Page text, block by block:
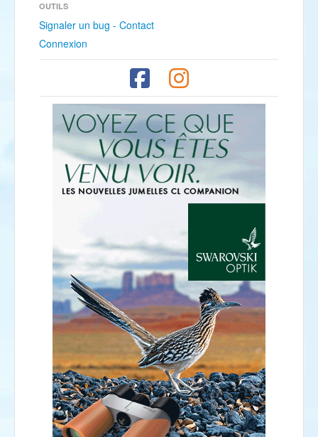
OUTILS
Signaler un bug - Contact
Connexion